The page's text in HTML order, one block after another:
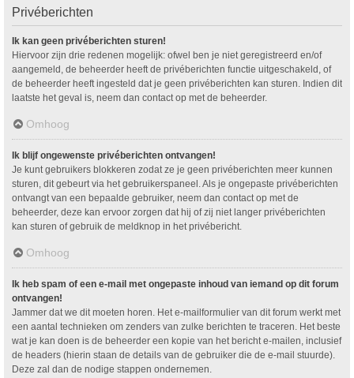
Privéberichten
Ik kan geen privéberichten sturen!
Hiervoor zijn drie redenen mogelijk: ofwel ben je niet geregistreerd en/of
aangemeld, de beheerder heeft de privéberichten functie uitgeschakeld, of
de beheerder heeft ingesteld dat je geen privéberichten kan sturen. Indien dit
laatste het geval is, neem dan contact op met de beheerder.
Omhoog
Ik blijf ongewenste privéberichten ontvangen!
Je kunt gebruikers blokkeren zodat ze je geen privéberichten meer kunnen
sturen, dit gebeurt via het gebruikerspaneel. Als je ongepaste privéberichten
ontvangt van een bepaalde gebruiker, neem dan contact op met de
beheerder, deze kan ervoor zorgen dat hij of zij niet langer privéberichten
kan sturen of gebruik de meldknop in het privébericht.
Omhoog
Ik heb spam of een e-mail met ongepaste inhoud van iemand op dit forum
ontvangen!
Jammer dat we dit moeten horen. Het e-mailformulier van dit forum werkt met
een aantal technieken om zenders van zulke berichten te traceren. Het beste
wat je kan doen is de beheerder een kopie van het bericht e-mailen, inclusief
de headers (hierin staan de details van de gebruiker die de e-mail stuurde).
Deze zal dan de nodige stappen ondernemen.